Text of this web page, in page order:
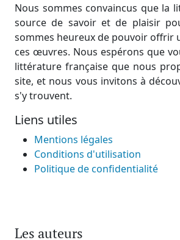
Nous sommes convaincus que la
source de savoir et de plaisir
sommes heureux de pouvoir offrir
ces œuvres. Nous espérons que
littérature française que nous
site, et nous vous invitons à
s'y trouvent.
Liens utiles
Mentions légales
Conditions d'utilisation
Politique de confidentialité
Les auteurs